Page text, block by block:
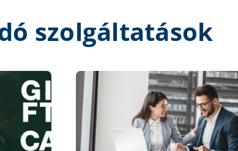
szolgáltatások